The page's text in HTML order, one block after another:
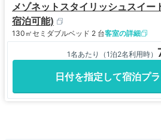
メゾネットスタイリッシュスイ
宿泊可能)
130㎡セミダブルベッド 2 台客室の詳細
1名あたり（1泊2名利用時）
日付を指定して宿泊プ